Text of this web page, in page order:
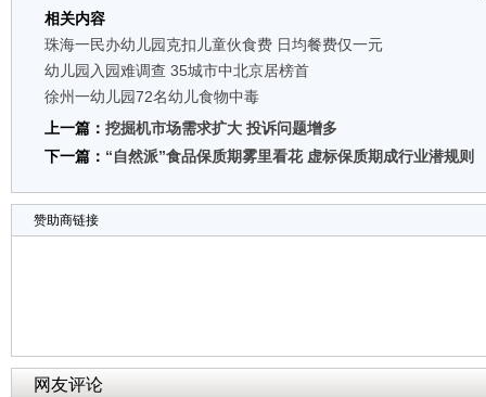
相关内容
珠海一民办幼儿园克扣儿童伙食费 日均餐费仅一元
幼儿园入园难调查 35城市中北京居榜首
徐州一幼儿园72名幼儿食物中毒
上一篇： 挖掘机市场需求扩大 投诉问题增多
下一篇： “自然派”食品保质期雾里看花 虚标保质期成行业潜规则
赞助商链接
网友评论